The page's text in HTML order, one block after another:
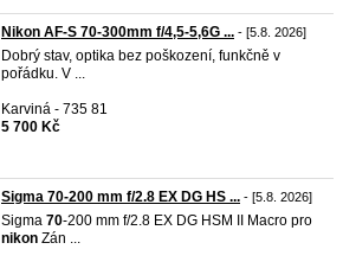
Nikon AF-S 70-300mm f/4,5-5,6G ... - [5.8. 2026]
Dobrý stav, optika bez poškození, funkčně v
pořádku. V ...
Karviná - 735 81
5 700 Kč
Sigma 70-200 mm f/2.8 EX DG HS ... - [5.8. 2026]
Sigma 70-200 mm f/2.8 EX DG HSM II Macro pro
nikon Zán ...